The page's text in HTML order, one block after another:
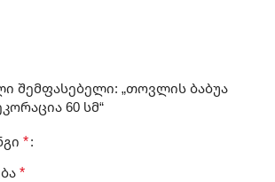
შემფასებელი: „თოვლის ბაბუა
60 სმ“
*
*